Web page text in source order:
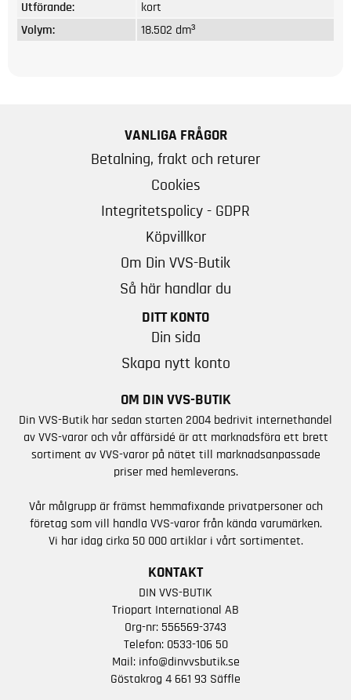
Utförande:
kort
Volym:
18.502 dm³
VANLIGA FRÅGOR
Betalning, frakt och returer
Cookies
Integritetspolicy - GDPR
Köpvillkor
Om Din VVS-Butik
Så här handlar du
DITT KONTO
Din sida
Skapa nytt konto
OM DIN VVS-BUTIK
Din VVS-Butik har sedan starten 2004 bedrivit internethandel
av VVS-varor och vår affärsidé är att marknadsföra ett brett
sortiment av VVS-varor på nätet till marknadsanpassade
priser med hemleverans.
Vår målgrupp är främst hemmafixande privatpersoner och
företag som vill handla VVS-varor från kända varumärken.
Vi har idag cirka 50 000 artiklar i vårt sortimentet.
KONTAKT
DIN VVS-BUTIK
Triopart International AB
Org-nr: 556569-3743
Telefon: 0533-106 50
Mail: info@dinvvsbutik.se
Göstakrog 4 661 93 Säffle